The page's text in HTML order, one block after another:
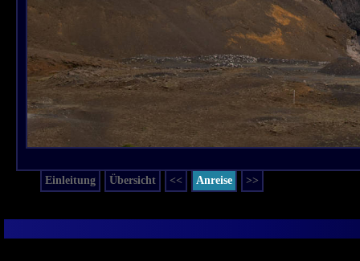
Einleitung Übersicht << Anreise >>